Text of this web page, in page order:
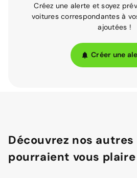
Créez une alerte et soyez
voitures correspondantes à
ajoutées !
Créer une
Découvrez nos
pourraient vous plaire